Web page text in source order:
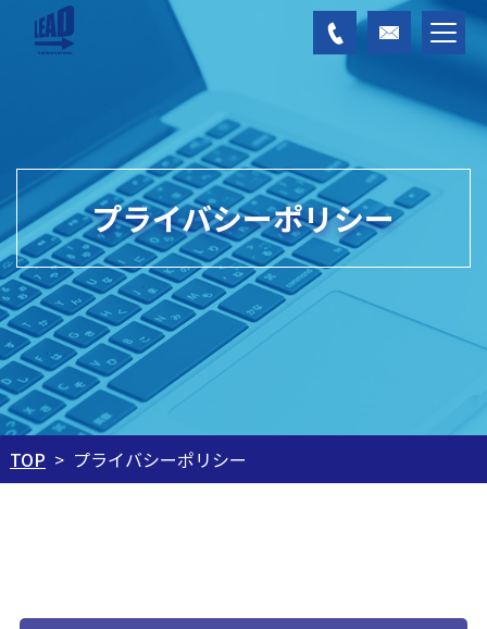
プライバシーポリシー
TOP > プライバシーポリシー